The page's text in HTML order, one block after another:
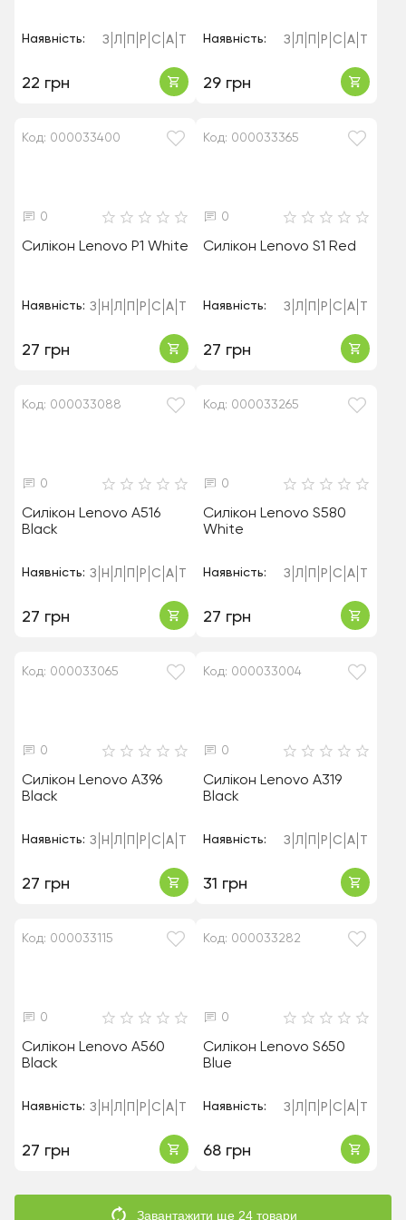
Наявність: З Л Р С А
22 грн
Наявність: З Л Р С А
29 грн
Код: 000033400
0
Силікон Lenovo P1 White
Наявність: З Н Л Р С А
27 грн
Код: 000033365
0
Силікон Lenovo S1 Red
Наявність: З Л Р С А
27 грн
Код: 000033088
0
Силікон Lenovo A516
Black
Наявність: З Н Л Р С А
27 грн
Код: 000033265
0
Силікон Lenovo S580
White
Наявність: З Л Р С А
27 грн
Код: 000033065
0
Силікон Lenovo A396
Black
Наявність: З Н Л Р С А
27 грн
Код: 000033004
0
Силікон Lenovo A319
Black
Наявність: З Л Р С А
31 грн
Код: 000033115
0
Силікон Lenovo A560
Black
Наявність: З Н Л Р С А
27 грн
Код: 000033282
0
Силікон Lenovo S650
Blue
Наявність: З Л Р С А
68 грн
Завантажити ще 24 товари